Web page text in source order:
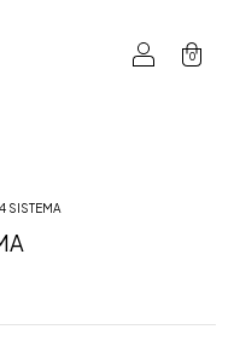
0
SISTEMA